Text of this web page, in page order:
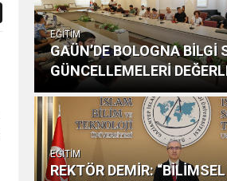
EĞİTİM
GAÜN’DE BOLOGNA BİLGİ
GÜNCELLEMELERİ
EĞİTİM
REKTÖR DEMİR: